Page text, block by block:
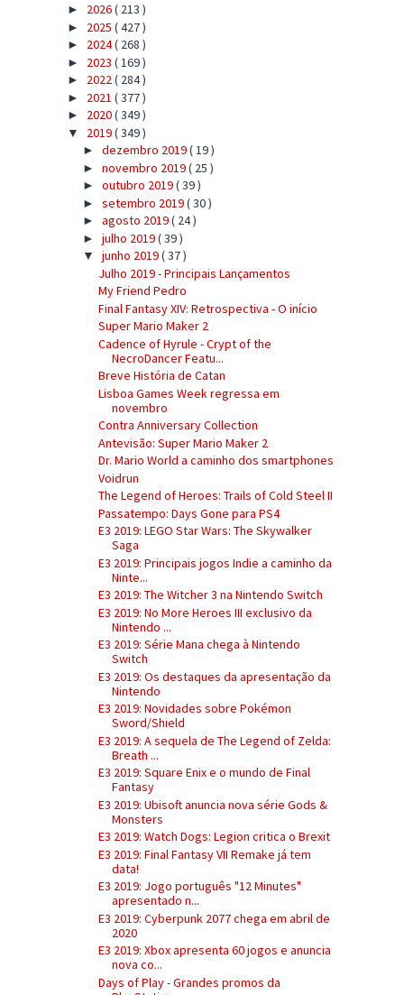
► 2026( 213 )
► 2025 ( 427 )
► 2024( 268 )
► 2023 ( 169 )
► 2022( 284 )
► 2021 ( 377 )
► 2020( 349 )
▼ 2019( 349 )
► dezembro 2019( 19 )
► novembro 2019( 25 )
► outubro 2019( 39 )
► setembro 2019( 30 )
► agosto 2019( 24 )
► julho 2019( 39 )
▼ junho 2019( 37 )
Julho 2019 - Principais Lançamentos
My Friend Pedro
Final Fantasy XIV: Retrospectiva - O início
Super Mario Maker 2
Cadence of Hyrule - Crypt of the
NecroDancer Featu...
Breve História de Catan
Lisboa Games Week regressa em
novembro
Contra Anniversary Collection
Antevisão: Super Mario Maker 2
Dr. Mario World a caminho dos smartphones
Voidrun
The Legend of Heroes: Trails of Cold Steel II
Passatempo: Days Gone para PS4
E3 2019: LEGO Star Wars: The Skywalker
Saga
E3 2019: Principais jogos Indie a caminho da
Ninte...
E3 2019: The Witcher 3 na Nintendo Switch
E3 2019: No More Heroes III exclusivo da
Nintendo ...
E3 2019: Série Mana chega à Nintendo
Switch
E3 2019: Os destaques da apresentação da
Nintendo
E3 2019: Novidades sobre Pokémon
Sword/Shield
E3 2019: A sequela de The Legend of Zelda:
Breath ...
E3 2019: Square Enix e o mundo de Final
Fantasy
E3 2019: Ubisoft anuncia nova série Gods &
Monsters
E3 2019: Watch Dogs: Legion critica o Brexit
E3 2019: Final Fantasy VII Remake já tem
data!
E3 2019: Jogo português "12 Minutes"
apresentado n...
E3 2019: Cyberpunk 2077 chega em abril de
2020
E3 2019: Xbox apresenta 60 jogos e anuncia
nova co...
Days of Play - Grandes promos da